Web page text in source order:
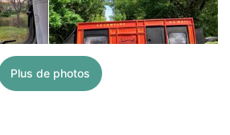
Plus de photos